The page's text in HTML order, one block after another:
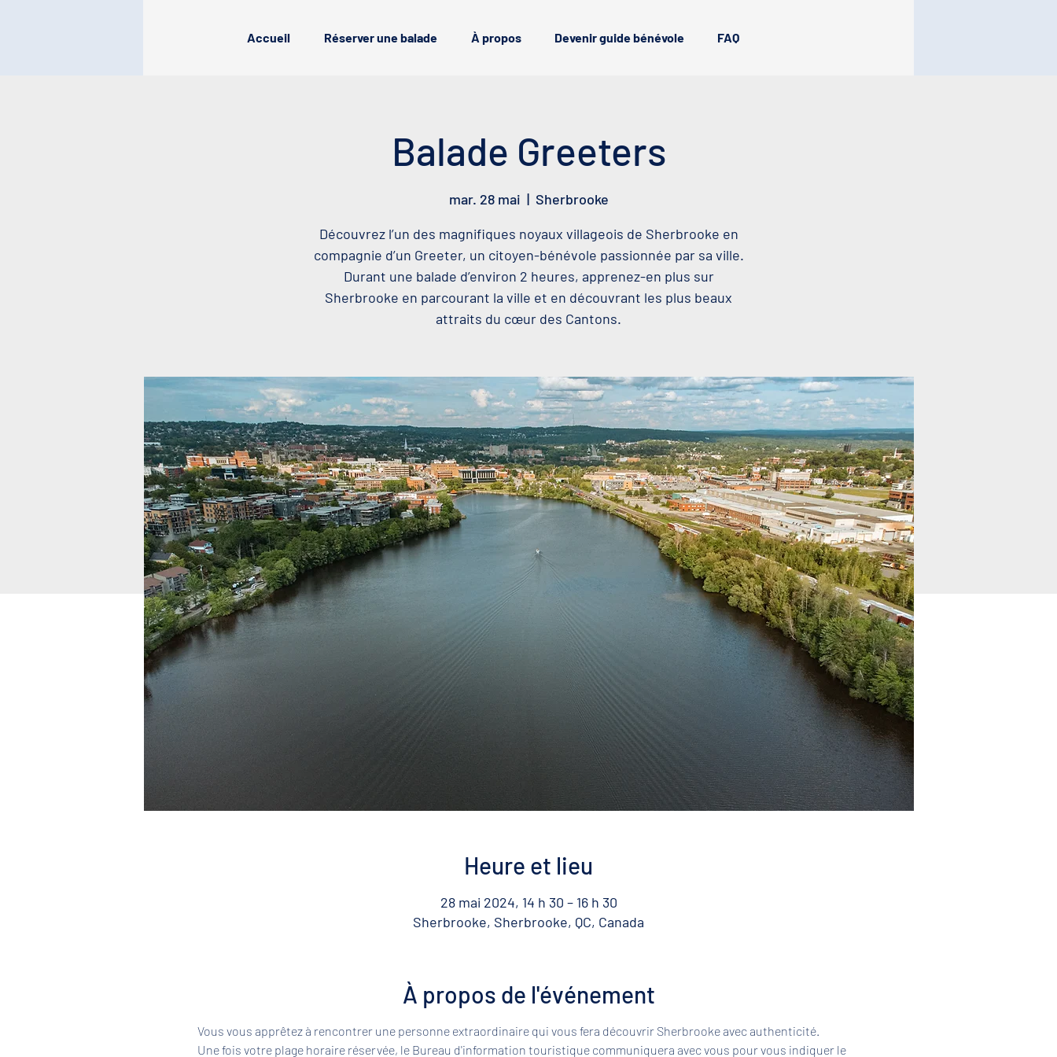
Accueil Réserver une balade À propos Devenir guide bénévole FAQ
Balade Greeters
mar. 28 mai
  |
Sherbrooke
Découvrez l’un des magnifiques noyaux villageois de Sherbrooke en
compagnie d’un Greeter, un citoyen-bénévole passionnée par sa ville.
Durant une balade d’environ 2 heures, apprenez-en plus sur
Sherbrooke en parcourant la ville et en découvrant les plus beaux
attraits du cœur des Cantons.
Heure et lieu
28 mai 2024, 14 h 30 – 16 h 30
Sherbrooke, Sherbrooke, QC, Canada
À propos de l'événement
Vous vous apprêtez à rencontrer une personne extraordinaire qui vous fera découvrir Sherbrooke avec authenticité.
Une fois votre plage horaire réservée, le Bureau d'information touristique communiquera avec vous pour vous indiquer le